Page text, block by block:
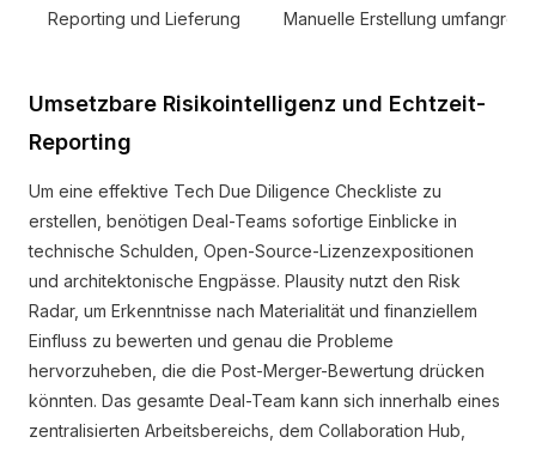
Reporting und Lieferung Manuelle Erstellung
Umsetzbare Risikointelligenz und Echtzeit-
Reporting
Um eine effektive Tech Due Diligence Checkliste zu
erstellen, benötigen Deal-Teams sofortige Einblicke in
technische Schulden, Open-Source-Lizenzexpositionen
und architektonische Engpässe. Plausity nutzt den Risk
Radar, um Erkenntnisse nach Materialität und finanziellem
Einfluss zu bewerten und genau die Probleme
hervorzuheben, die die Post-Merger-Bewertung drücken
könnten. Das gesamte Deal-Team kann sich innerhalb eines
zentralisierten Arbeitsbereichs, dem Collaboration Hub,